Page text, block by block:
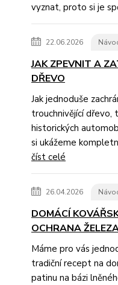
vyznat, proto si je
22.06.2026
JAK ZPEVNIT A
DŘEVO
Jak jednoduše
trouchnivějící dřevo,
historických
si ukážeme
číst celé
26.04.2026
DOMÁCÍ
OCHRANA
Máme pro vás
tradiční recept na
patinu na bázi